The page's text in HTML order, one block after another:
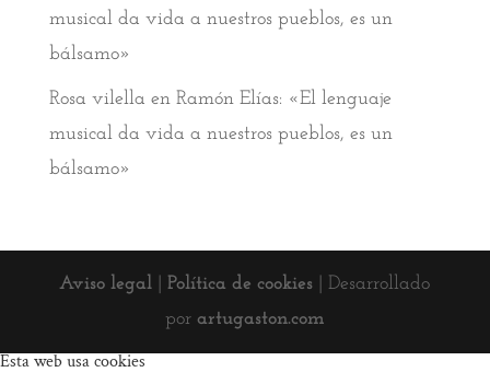
musical da vida a nuestros pueblos, es un
bálsamo»
Rosa vilella en Ramón Elías: «El lenguaje
musical da vida a nuestros pueblos, es un
bálsamo»
Aviso legal |Política de cookies | Desarrollado
por artugaston.com
Esta web usa cookies